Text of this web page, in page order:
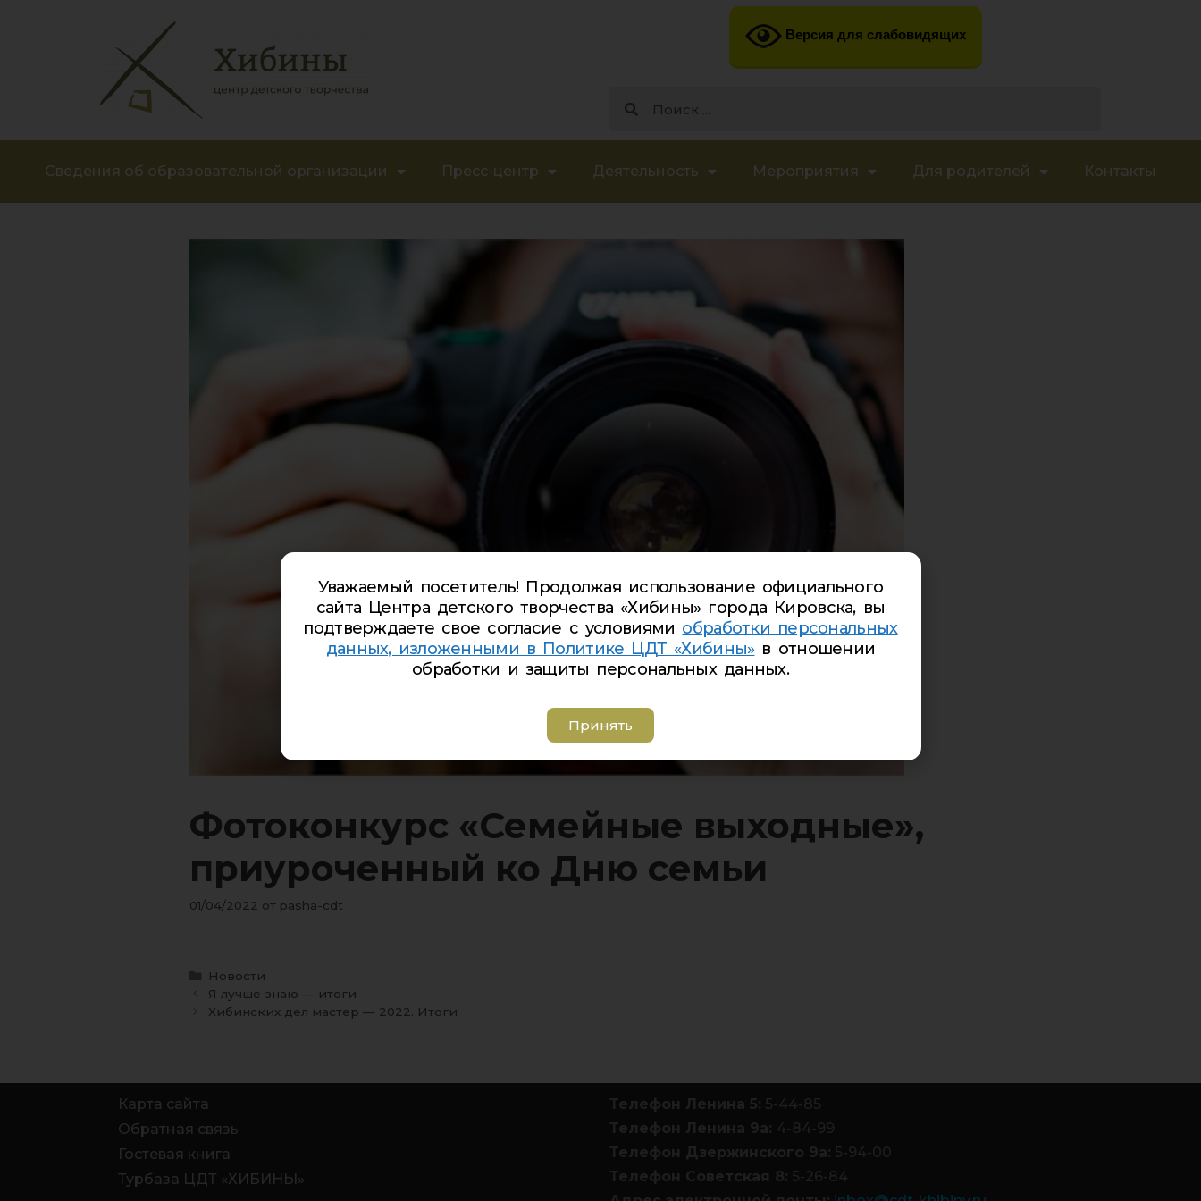
Версия для слабовидящих
Сведения об образовательной организации Пресс-центр Деятельность Мероприятия Для родителей Контакты
Фотоконкурс «Семейные выходные»,
приуроченный ко Дню семьи
01/04/2022 от pasha-cdt
Новости
Я лучше знаю — итоги
Хибинских дел мастер — 2022. Итоги
Карта сайта
Обратная связь
Гостевая книга
Турбаза ЦДТ «ХИБИНЫ»
Уважаемый посетитель! Продолжая использование официального
сайта Центра детского творчества «Хибины» города Кировска, вы
подтверждаете свое согласие с условиями обработки персональных
данных, изложенными в Политике ЦДТ «Хибины» в отношении
обработки и защиты персональных данных.
Принять